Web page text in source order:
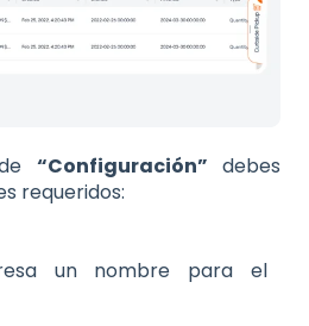
de“Configuración”debes
requeridos:
un nombre para el